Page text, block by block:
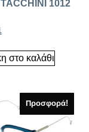
1012
στο καλάθι
Προσφορά!